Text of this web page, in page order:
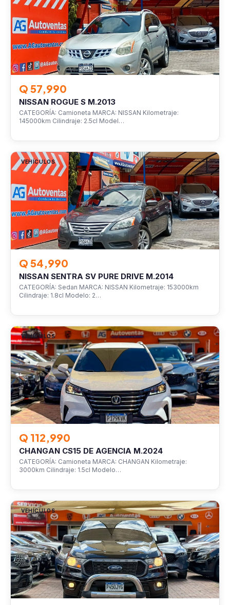
Q 57,990
NISSAN ROGUE S M.2013
CATEGORÍA: Camioneta MARCA: NISSAN Kilometraje:
145000km Cilindraje: 2.5cl Model…
VEHÍCULOS
Q 54,990
NISSAN SENTRA SV PURE DRIVE M.2014
CATEGORÍA: Sedan MARCA: NISSAN Kilometraje: 153000km
Cilindraje: 1.8cl Modelo: 2…
VEHÍCULOS
Q 112,990
CHANGAN CS15 DE AGENCIA M.2024
CATEGORÍA: Camioneta MARCA: CHANGAN Kilometraje:
3000km Cilindraje: 1.5cl Modelo…
VEHÍCULOS